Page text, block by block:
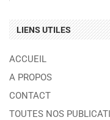
LIENS UTILES
ACCUEIL
A PROPOS
CONTACT
TOUTES NOS